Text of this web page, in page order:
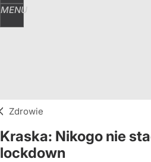
MENU
Zdrowie
Kraska: Nikogo nie
lockdown